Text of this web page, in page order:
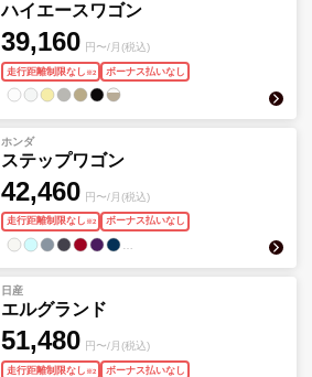
ハイエースワゴン
39,160 円〜/月(税込)
走行距離制限なし ※2 ボーナス払いなし
ホンダ
ステップワゴン
42,460 円〜/月(税込)
走行距離制限なし ※2 ボーナス払いなし
日産
エルグランド
51,480 円〜/月(税込)
走行距離制限なし ※2 ボーナス払いなし